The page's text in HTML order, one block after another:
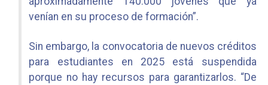
venían en su proceso de formación”.
Sin embargo, la convocatoria de nuevos créditos
para estudiantes en 2025 está suspendida
porque no hay recursos para garantizarlos. “De